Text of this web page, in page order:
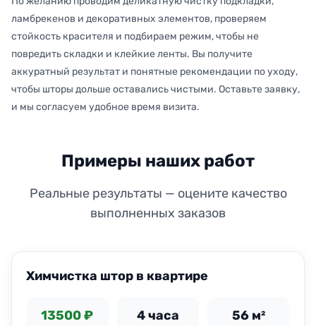
ламбрекенов и декоративных элементов, проверяем
стойкость красителя и подбираем режим, чтобы не
повредить складки и клейкие ленты. Вы получите
аккуратный результат и понятные рекомендации по уходу,
чтобы шторы дольше оставались чистыми. Оставьте заявку,
и мы согласуем удобное время визита.
Примеры наших работ
Реальные результаты — оцените качество
выполненных заказов
Химчистка штор в квартире
13500 ₽ 4 часа 56 м²